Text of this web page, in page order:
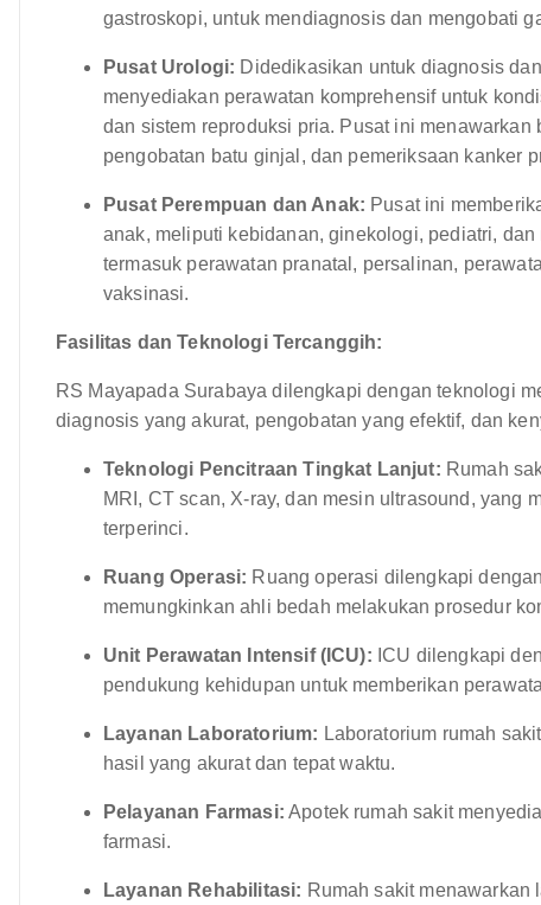
gastroskopi, untuk mendiagnosis dan mengobati
Pusat Urologi: Didedikasikan untuk diagnosis
menyediakan perawatan komprehensif untuk
dan sistem reproduksi pria. Pusat ini
pengobatan batu ginjal, dan pemeriksaan kanker
Pusat Perempuan dan Anak: Pusat ini
anak, meliputi kebidanan, ginekologi, pediatri,
termasuk perawatan pranatal, persalinan,
vaksinasi.
Fasilitas dan Teknologi Tercanggih:
RS Mayapada Surabaya dilengkapi dengan teknologi
diagnosis yang akurat, pengobatan yang efektif, dan
Teknologi Pencitraan Tingkat Lanjut: Rumah
MRI, CT scan, X-ray, dan mesin ultrasound, yang
terperinci.
Ruang Operasi: Ruang operasi dilengkapi
memungkinkan ahli bedah melakukan prosedur
Unit Perawatan Intensif (ICU): ICU dilengkapi
pendukung kehidupan untuk memberikan
Layanan Laboratorium: Laboratorium rumah
hasil yang akurat dan tepat waktu.
Pelayanan Farmasi: Apotek rumah sakit
farmasi.
Layanan Rehabilitasi: Rumah sakit menawarkan